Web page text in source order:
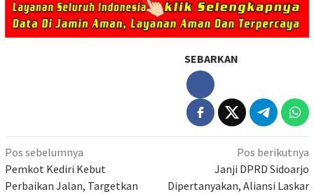
SEBARKAN
Navigasi
pos
Pos sebelumnya
Pemkot Kediri Kebut
Perbaikan Jalan, Targetkan
Pos berikutnya
Janji DPRD Sidoarjo
Dipertanyakan, Aliansi Laskar